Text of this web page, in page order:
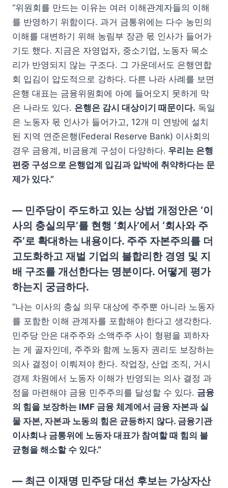
“위원회를 만드는 이유는 여러 이해관계자들의 이해
를 반영하기 위함이다. 과거 금통위에는 다수 농민의
이해를 대변하기 위해 농림부 장관 몫 인사가 들어가
기도 했다. 지금은 자영업자, 중소기업, 노동자 목소
리가 반영되지 않는 구조다. 그 가운데서도 은행연합
회 입김이 압도적으로 강하다. 다른 나라 사례를 보면
은행 대표는 금융위원회에 아예 들어오지 못하게 막
은 나라도 있다. 은행은 감시 대상이기 때문이다. 독일
은 노동자 몫 인사가 들어가고, 12개 미 연방에 설치
된 지역 연준은행(Federal Reserve Bank) 이사회의
경우 금융계, 비금융계 구성이 다양하다. 우리는 은행
편중 구성으로 은행업계 입김과 압박에 취약하다는 문
제가 있다.”
— 민주당이 주도하고 있는 상법 개정안은 ‘이
사의 충실의무’를 현행 ‘회사’에서 ‘회사와 주
주’로 확대하는 내용이다. 주주 자본주의를 더
고도화하고 재벌 기업의 불합리한 경영 및 지
배 구조를 개선한다는 명분이다. 어떻게 평가
하는지 궁금하다.
“나는 이사의 충실 의무 대상에 주주뿐 아니라 노동자
를 포함한 이해 관계자를 포함해야 한다고 생각한다.
민주당 안은 대주주와 소액주주 사이 형평을 꾀하자
는 게 골자인데, 주주와 함께 노동자 권리도 보장하는
의사 결정이 이뤄져야 한다. 작업장, 산업 조직, 거시
경제 차원에서 노동자 이해가 반영되는 의사 결정 과
정을 마련해야 금융 민주주의를 달성할 수 있다. 금융
의 힘을 보장하는 IMF 금융 체계에서 금융 자본과 실
물 자본, 자본과 노동의 힘은 균등하지 않다. 금융기관
이사회나 금통위에 노동자 대표가 참여할 때 힘의 불
균형을 해소할 수 있다.”
— 최근 이재명 민주당 대선 후보는 가상자산